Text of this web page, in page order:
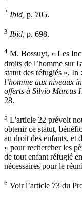
2 Ibid, p. 705.
3 Ibid, p. 698.
4 M. Bossuyt, « Les
droits de l’homme sur
statut des réfugiés », In :
l’homme aux niveaux
offerts à Silvio Marcus
28.
5 L'article 22 prévoit
obtenir ce statut,
au droit des enfants, et
« pour rechercher les
de tout enfant réfugié
nécessaires pour le
6 Voir l’article 73 du